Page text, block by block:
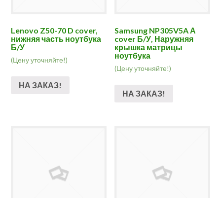
Lenovo Z50-70 D cover,
нижняя часть ноутбука
Б/У
(Цену уточняйте!)
НА ЗАКАЗ!
Samsung NP305V5A А
cover Б/У, Наружняя
крышка матрицы
ноутбука
(Цену уточняйте!)
НА ЗАКАЗ!